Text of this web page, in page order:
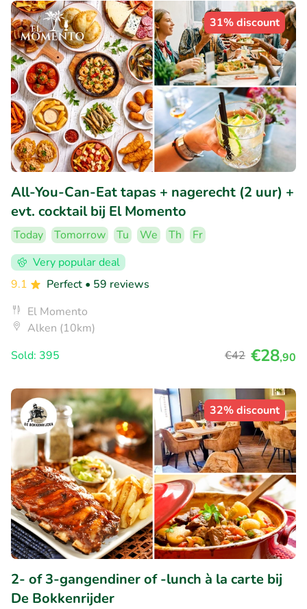
31% discount
All-You-Can-Eat tapas + nagerecht (2 uur) +
evt. cocktail bij El Momento
Today Tomorrow Tu We Th
Fr
Very popular deal
9.1
Perfect • 59 reviews
El Momento
Alken (10km)
Sold: 395
€42 €28,90
32% discount
2- of 3-gangendiner of -lunch à la carte bij
De Bokkenrijder